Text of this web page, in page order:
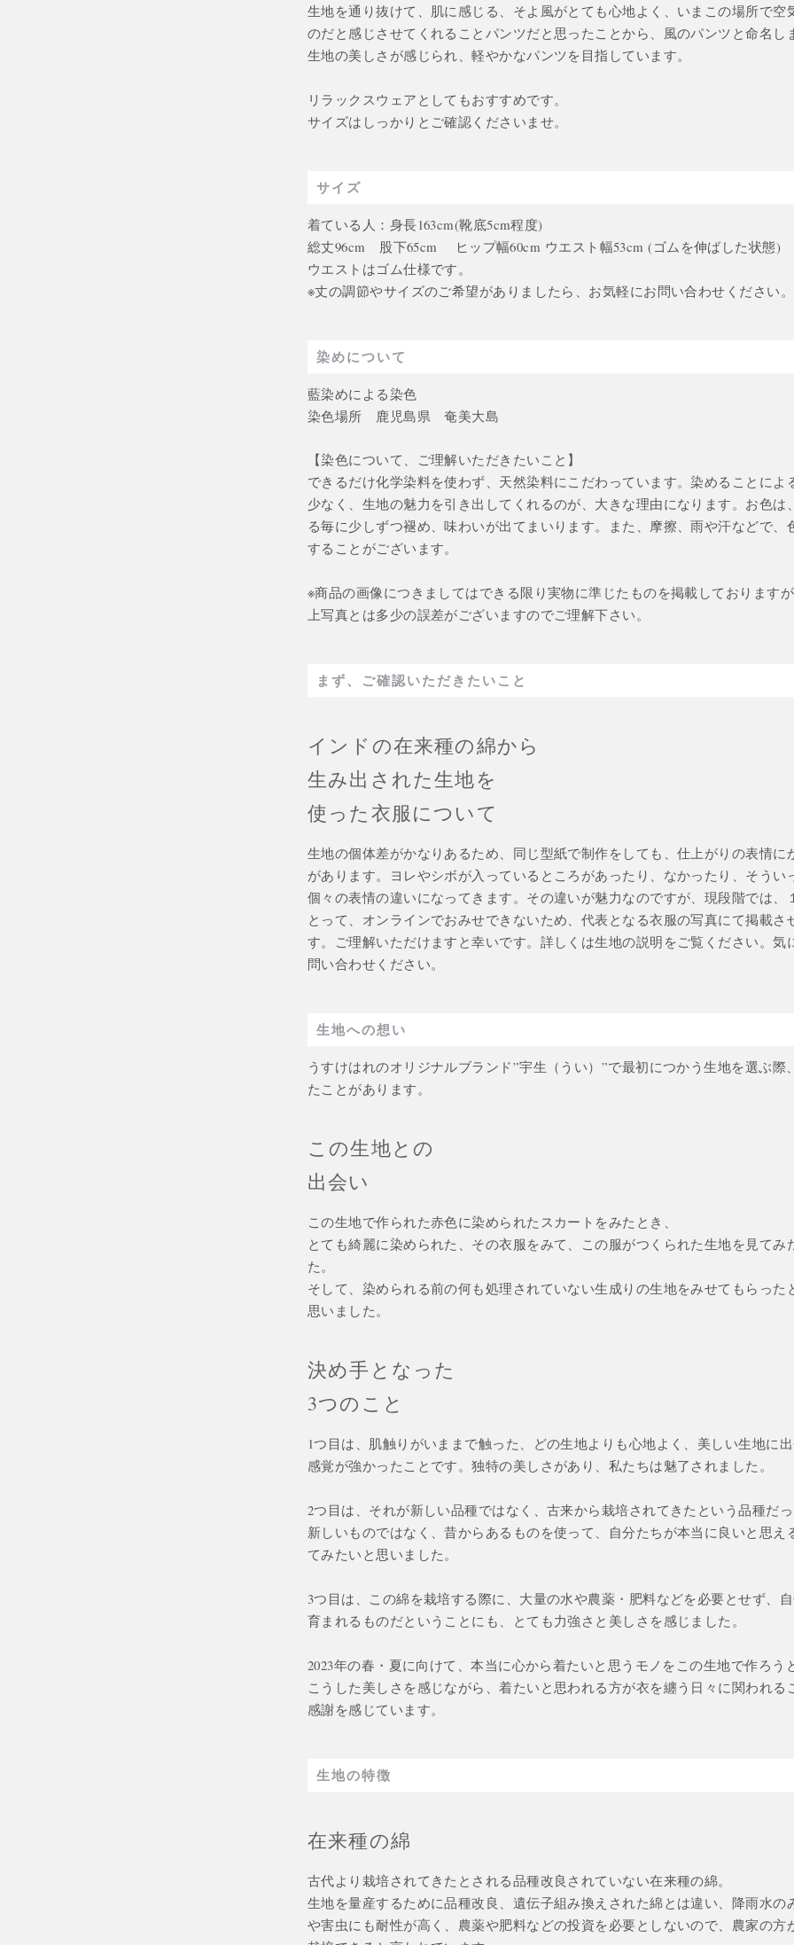
生地を通り抜けて、肌に感じる、そよ風がとても心地よく、いまこの場所で空
のだと感じさせてくれることパンツだと思ったことから、風のパンツと命名し
生地の美しさが感じられ、軽やかなパンツを目指しています。
リラックスウェアとしてもおすすめです。
サイズはしっかりとご確認くださいませ。
サイズ
着ている人：身長163cm(靴底5cm程度)
総丈96cm 股下65cm ヒップ幅60cm ウエスト幅53cm (ゴムを伸ばした状態)
ウエストはゴム仕様です。
※丈の調節やサイズのご希望がありましたら、お気軽にお問い合わせください。
染めについて
藍染めによる染色
染色場所 鹿児島県 奄美大島
【染色について、ご理解いただきたいこと】
できるだけ化学染料を使わず、天然染料にこだわっています。染めることによ
少なく、生地の魅力を引き出してくれるのが、大きな理由になります。お色は
る毎に少しずつ褪め、味わいが出てまいります。また、摩擦、雨や汗などで、
することがございます。
※商品の画像につきましてはできる限り実物に準じたものを掲載しております
上写真とは多少の誤差がございますのでご理解下さい。
まず、ご確認いただきたいこと
インドの在来種の綿から
生み出された生地を
使った衣服について
生地の個体差がかなりあるため、同じ型紙で制作をしても、仕上がりの表情に
があります。ヨレやシボが入っているところがあったり、なかったり、そうい
個々の表情の違いになってきます。その違いが魅力なのですが、現段階では、
とって、オンラインでおみせできないため、代表となる衣服の写真にて掲載さ
す。ご理解いただけますと幸いです。詳しくは生地の説明をご覧ください。気
問い合わせください。
生地への想い
うすけはれのオリジナルブランド”宇生（うい）”で最初につかう生地を選ぶ際
たことがあります。
この生地との
出会い
この生地で作られた赤色に染められたスカートをみたとき、
とても綺麗に染められた、その衣服をみて、この服がつくられた生地を見てみ
た。
そして、染められる前の何も処理されていない生成りの生地をみせてもらった
思いました。
決め手となった
3つのこと
1つ目は、肌触りがいままで触った、どの生地よりも心地よく、美しい生地に
感覚が強かったことです。独特の美しさがあり、私たちは魅了されました。
2つ目は、それが新しい品種ではなく、古来から栽培されてきたという品種だっ
新しいものではなく、昔からあるものを使って、自分たちが本当に良いと思え
てみたいと思いました。
3つ目は、この綿を栽培する際に、大量の水や農薬・肥料などを必要とせず、
育まれるものだということにも、とても力強さと美しさを感じました。
2023年の春・夏に向けて、本当に心から着たいと思うモノをこの生地で作ろう
こうした美しさを感じながら、着たいと思われる方が衣を纏う日々に関われる
感謝を感じています。
生地の特徴
在来種の綿
古代より栽培されてきたとされる品種改良されていない在来種の綿。
生地を量産するために品種改良、遺伝子組み換えされた綿とは違い、降雨水の
や害虫にも耐性が高く、農薬や肥料などの投資を必要としないので、農家の方